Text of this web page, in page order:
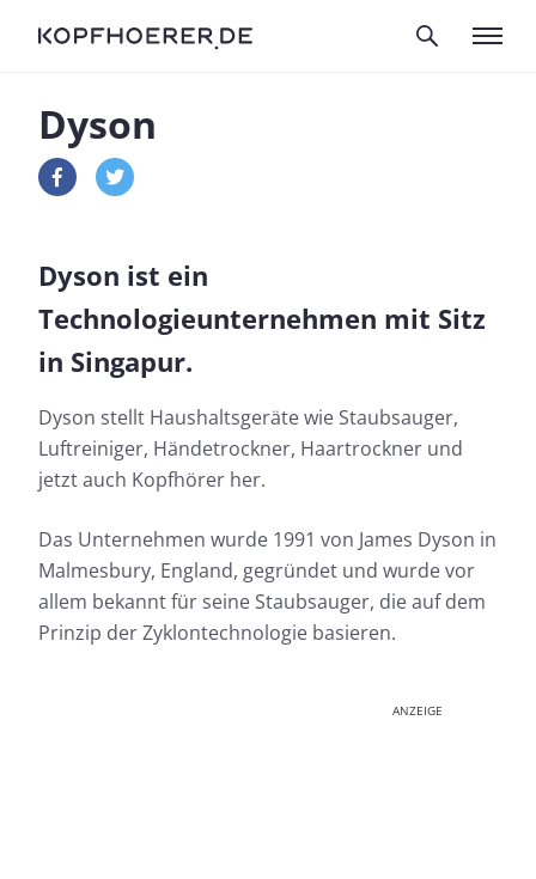
Dyson
Dyson ist ein
Technologieunternehmen mit Sitz
in Singapur.
Dyson stellt Haushaltsgeräte wie Staubsauger,
Luftreiniger, Händetrockner, Haartrockner und
jetzt auch Kopfhörer her.
Das Unternehmen wurde 1991 von James Dyson in
Malmesbury, England, gegründet und wurde vor
allem bekannt für seine Staubsauger, die auf dem
Prinzip der Zyklontechnologie basieren.
ANZEIGE